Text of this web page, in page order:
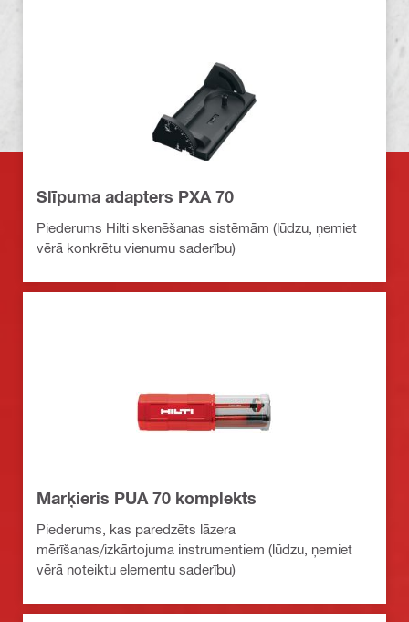
Slīpuma adapters PXA 70
Piederums Hilti skenēšanas sistēmām (lūdzu, ņemiet
vērā konkrētu vienumu saderību)
Marķieris PUA 70 komplekts
Piederums, kas paredzēts lāzera
mērīšanas/izkārtojuma instrumentiem (lūdzu, ņemiet
vērā noteiktu elementu saderību)